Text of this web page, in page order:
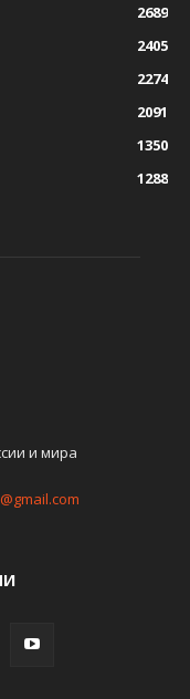
2689
2405
2274
2091
1350
1288
и мира